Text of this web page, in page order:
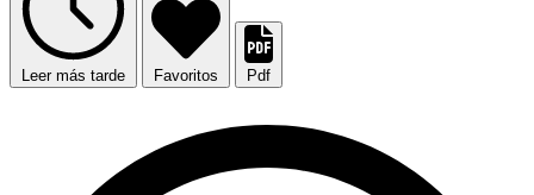
Leer más tarde Favoritos Pdf